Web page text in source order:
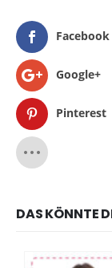
Facebook
Google+
Pinterest
DAS KÖNNTE